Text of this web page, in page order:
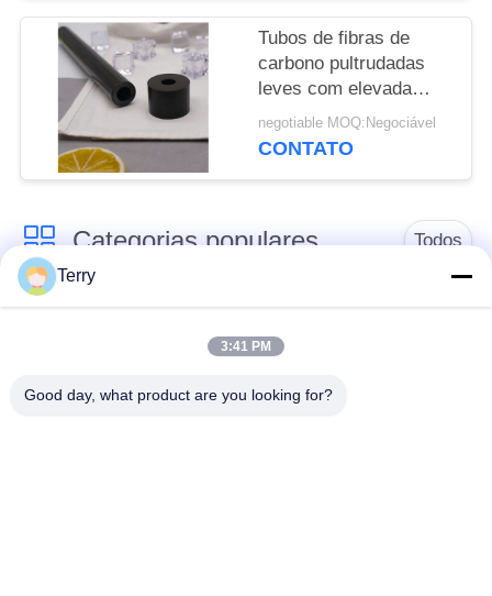
Tubos de fibras de
carbono pultrudadas
leves com elevada
resistência longitudinal
e resistência à
negotiable MOQ:Negociável
CONTATO
Categorias populares Todos
Tubo da fibra do
placa da fibra do
carbono
Fibra Pólo
Tubo esbaforido da
Terry
3:41 PM
Good day, what product are you looking for?